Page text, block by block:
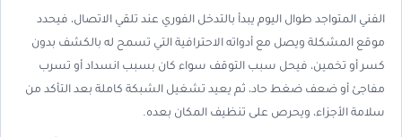
الفني المتواجد طوال اليوم يبدأ بالتدخل الفوري عند تلقي الاتصال، فيحدد
موقع المشكلة ويصل مع أدواته الاحترافية التي تسمح له بالكشف بدون
كسر أو تخمين، فيحل سبب التوقف سواء كان بسبب انسداد أو تسرب
مفاجئ أو ضعف ضغط حاد، ثم يعيد تشغيل الشبكة كاملة بعد التأكد من
سلامة الأجزاء، ويحرص على تنظيف المكان بعده.